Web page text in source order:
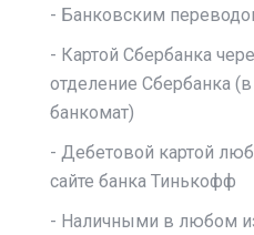
- Банковским
- Картой Сбербанка
отделение Сбербанка
банкомат)
- Дебетовой картой
сайте банка Тинькофф
- Наличными в любом